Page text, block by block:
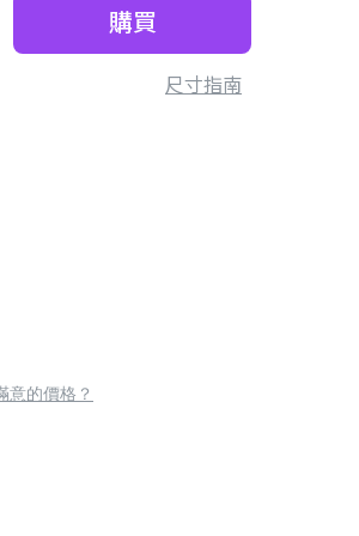
購買
尺寸指南
意的價格？